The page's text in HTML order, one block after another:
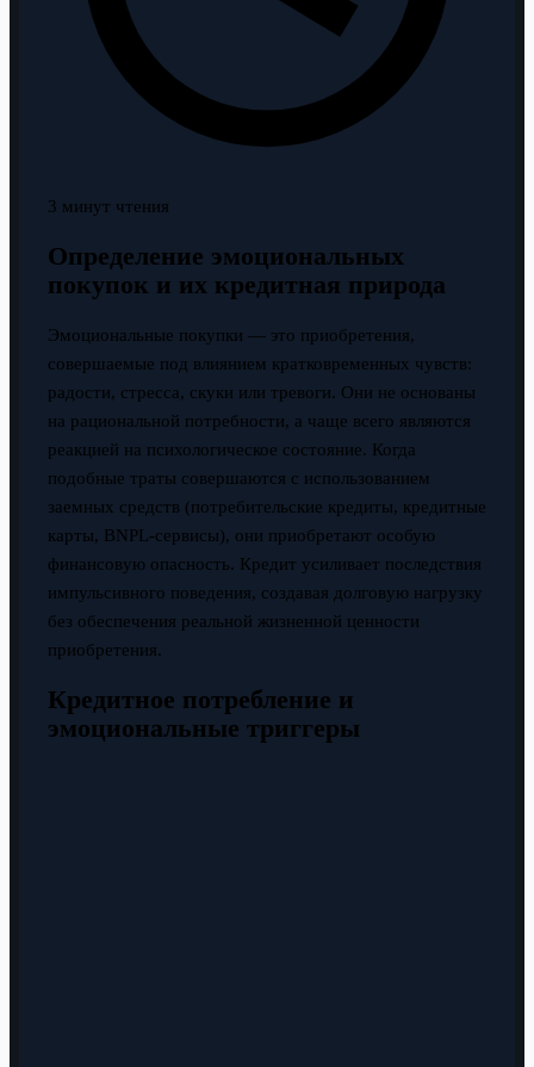
3 минут чтения
Определение эмоциональных
покупок и их кредитная природа
Эмоциональные покупки — это приобретения,
совершаемые под влиянием кратковременных чувств:
радости, стресса, скуки или тревоги. Они не основаны
на рациональной потребности, а чаще всего являются
реакцией на психологическое состояние. Когда
подобные траты совершаются с использованием
заемных средств (потребительские кредиты, кредитные
карты, BNPL-сервисы), они приобретают особую
финансовую опасность. Кредит усиливает последствия
импульсивного поведения, создавая долговую нагрузку
без обеспечения реальной жизненной ценности
приобретения.
Кредитное потребление и
эмоциональные триггеры